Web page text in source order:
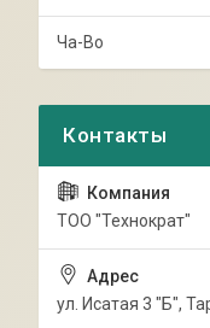
Ча-Во
ТОО "Технократ"
ул. Исатая 3 "Б",